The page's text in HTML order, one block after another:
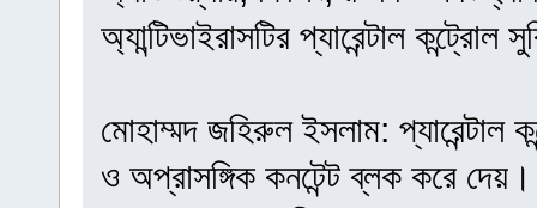
অ্যান্টিভাইরাসটির প্যারেন্টাল
মোহাম্মদ জহিরুল ইসলাম: প্যারেন্টাল
ও অপ্রাসঙ্গিক কনটেন্ট ব্লক করে দেয়।